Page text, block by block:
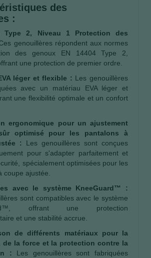
des
:
Type 2, Niveau 1 Protection des
genouillères répondent aux normes
des genoux EN 14404 Type 2,
une protection de premier ordre.
léger et flexible : Les genouillères
avec un matériau EVA léger et
une flexibilité optimale et un confort
ergonomique pour un ajustement
optimisé pour les pantalons à
:
Les genouillères sont conçues
pour s'adapter parfaitement et
spécialement optimisées pour les
coupe ajustée.
avec le système KneeGuard™ :
sont compatibles avec le système
offrant une protection
et une stabilité accrue.
de différents matériaux pour la
de la force et la protection contre la
:
Les genouillères sont fabriquées